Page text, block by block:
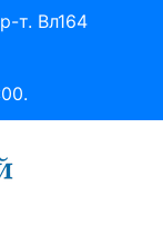
т. Вл164